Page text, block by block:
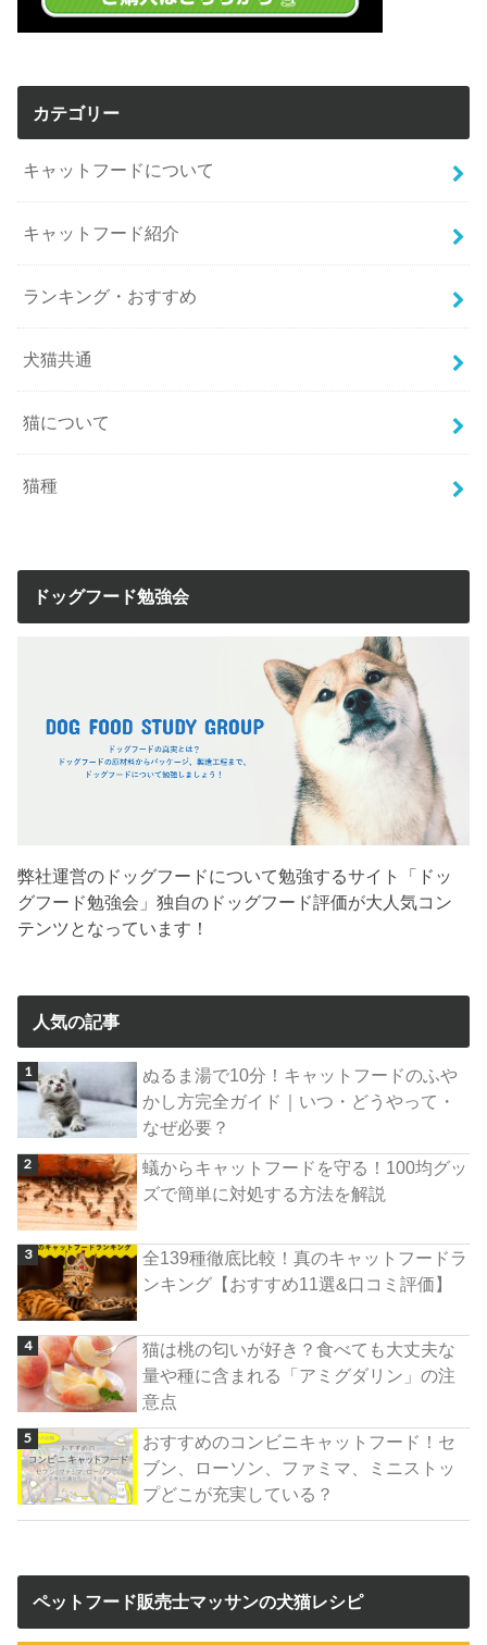
カテゴリー
キャットフードについて
キャットフード紹介
ランキング・おすすめ
犬猫共通
猫について
猫種
ドッグフード勉強会
弊社運営のドッグフードについて勉強するサイト「ドッ
グフード勉強会」独自のドッグフード評価が大人気コン
テンツとなっています！
人気の記事
ぬるま湯で10分！キャットフードのふや
かし方完全ガイド｜いつ・どうやって・
なぜ必要？
蟻からキャットフードを守る！100均グッ
ズで簡単に対処する方法を解説
全139種徹底比較！真のキャットフードラ
ンキング【おすすめ11選&口コミ評価】
猫は桃の匂いが好き？食べても大丈夫な
量や種に含まれる「アミグダリン」の注
意点
おすすめのコンビニキャットフード！セ
ブン、ローソン、ファミマ、ミニストッ
プどこが充実している？
ペットフード販売士マッサンの犬猫レシピ